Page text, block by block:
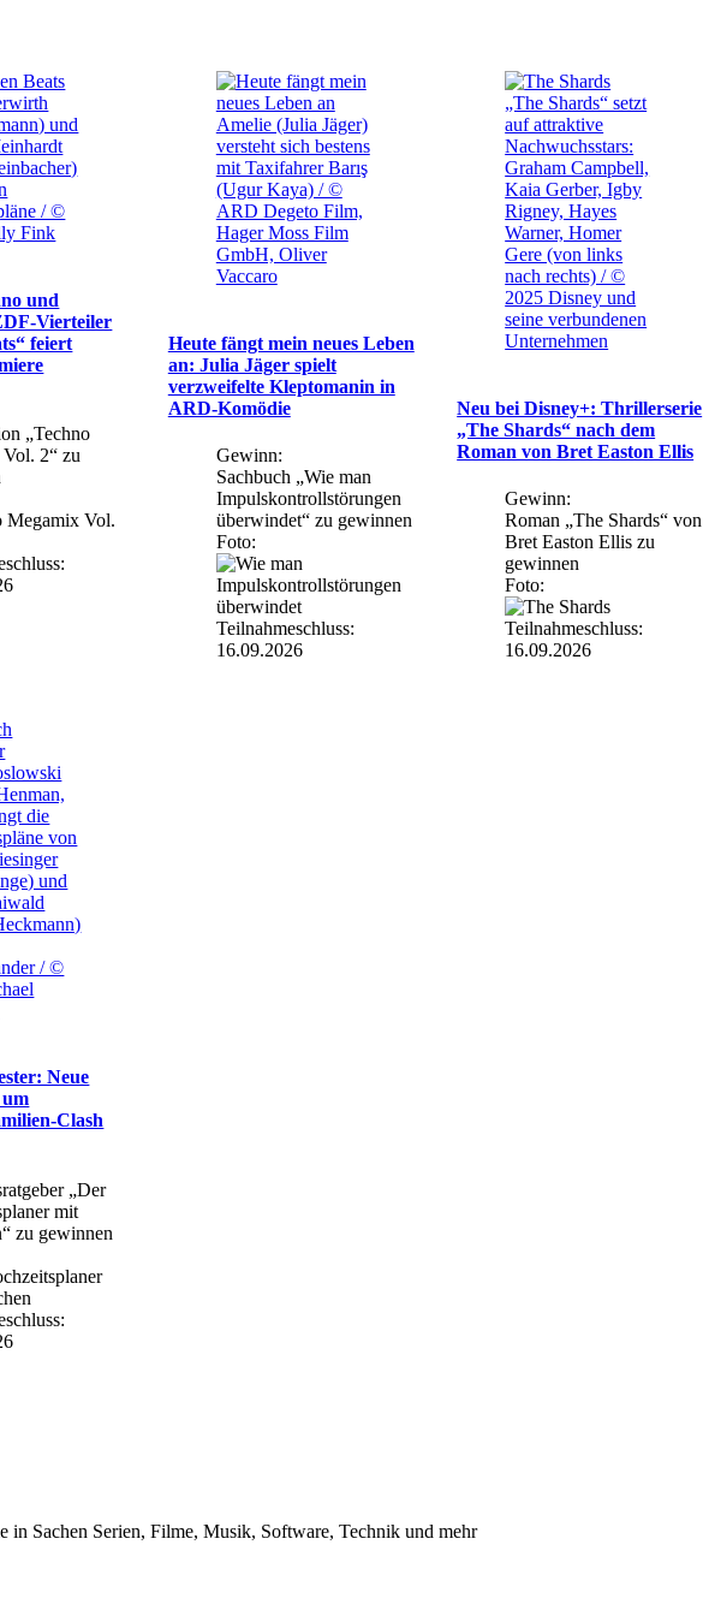
und
/ ©
Fink
und
Vierteiler
feiert
„Techno
2“ zu
Amelie (Julia Jäger)
versteht sich bestens
mit Taxifahrer Barış
(Ugur Kaya) / ©
ARD Degeto Film,
Hager Moss Film
GmbH, Oliver
Vaccaro
Heute fängt mein neues Leben
an: Julia Jäger spielt
verzweifelte Kleptomanin in
ARD-Komödie
Gewinn:
Sachbuch „Wie man
Impulskontrollstörungen
überwindet“ zu gewinnen
Foto:
Teilnahmeschluss:
16.09.2026
„The Shards“ setzt
auf attraktive
Nachwuchsstars:
Graham Campbell,
Kaia Gerber, Igby
Rigney, Hayes
Warner, Homer
Gere (von links
nach rechts) / ©
2025 Disney und
seine verbundenen
Unternehmen
Neu bei Disney+: Thrillerserie
„The Shards“ nach dem
Roman von Bret Easton Ellis
Gewinn:
Roman „The Shards“ von
Bret Easton Ellis zu
gewinnen
Foto:
Teilnahmeschluss:
16.09.2026
die
von
und
/ ©
Neue
Clash
„Der
mit
zu gewinnen
in Sachen Serien, Filme, Musik, Software, Technik und mehr